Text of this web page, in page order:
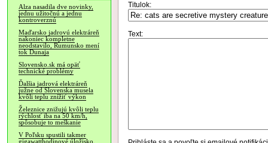
Alza nasadila dve novinky,
jednu užitočnú a jednu
kontroverznú
Maďarsko jadrovú elektráreň
nakoniec kompletne
neodstavilo, Rumunsko mení
tok Dunaja
Slovensko.sk má opäť
technické problémy
Ďalšia jadrová elektráreň
južne od Slovenska musela
kvôli teplu znížiť výkon
Železnice znižujú kvôli teplu
rýchlosť iba na 50 km/h,
spôsobuje to meškanie
V Poľsku spustili takmer
gigawatthodinové úložisko,
Titulok:
Text: